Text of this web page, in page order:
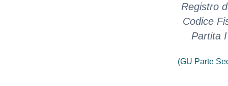
Registro
Codice
Partita
(GU Parte